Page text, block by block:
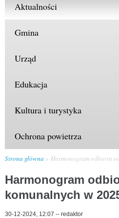
Aktualności
Gmina
Urząd
Edukacja
Kultura i turystyka
Ochrona powietrza
Strona główna Harmonogram odbioru
Harmonogram
komunalnych w
30-12-2024, 12:07 -- redaktor